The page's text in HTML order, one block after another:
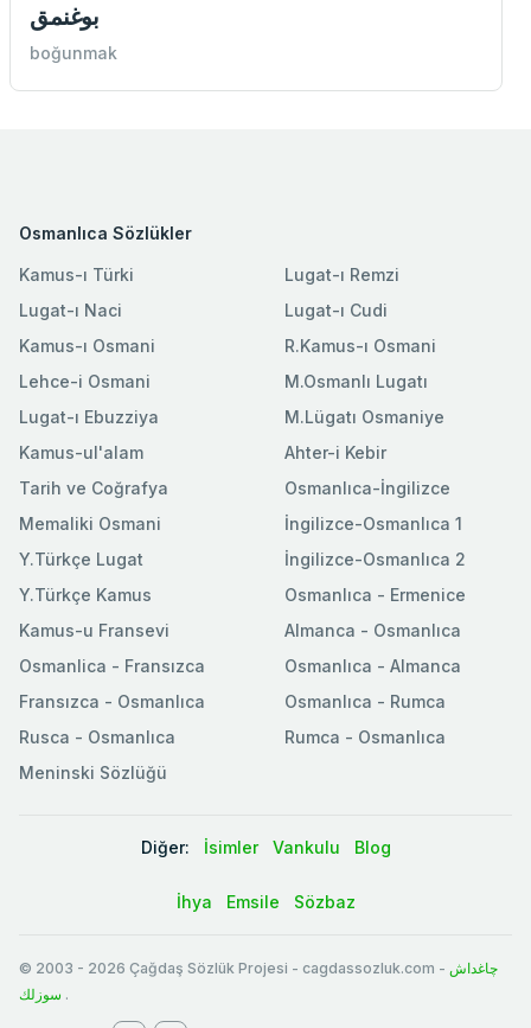
بوغنمق
boğunmak
Osmanlıca Sözlükler
Kamus-ı Türki
Lugat-ı Naci
Kamus-ı Osmani
Lehce-i Osmani
Lugat-ı Ebuzziya
Lugat-ı Remzi
Lugat-ı Cudi
R.Kamus-ı Osmani
M.Osmanlı Lugatı
M.Lügatı Osmaniye
Kamus-ul'alam
Tarih ve Coğrafya
Memaliki Osmani
Y.Türkçe Lugat
Y.Türkçe Kamus
Ahter-i Kebir
Osmanlıca-İngilizce
İngilizce-Osmanlıca 1
İngilizce-Osmanlıca 2
Osmanlıca - Ermenice
Kamus-u Fransevi
Osmanlica - Fransızca
Fransızca - Osmanlıca
Rusca - Osmanlıca
Meninski Sözlüğü
Almanca - Osmanlıca
Osmanlıca - Almanca
Osmanlıca - Rumca
Rumca - Osmanlıca
Diğer: İsimler Vankulu Blog
İhya Emsile Sözbaz
© 2003 - 2026 Çağdaş Sözlük Projesi - cagdassozluk.com - چاغداش
سوزلك .